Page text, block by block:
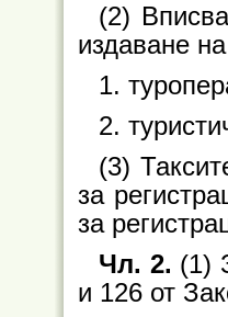
(2)
издаване
1.
2.
(3)
за
за
Чл. 2. (1)
и 126 от